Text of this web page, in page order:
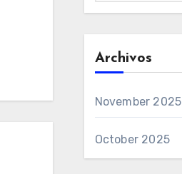
Archivos
November 2025
October 2025